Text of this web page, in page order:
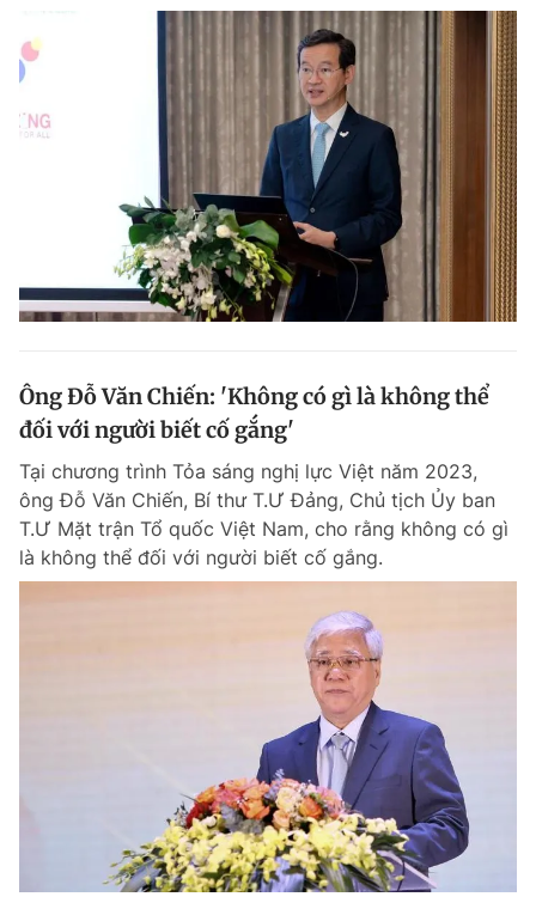
Ông Đỗ Văn Chiến: 'Không có gì là không thể
đối với người biết cố gắng'
Tại chương trình Tỏa sáng nghị lực Việt năm 2023,
ông Đỗ Văn Chiến, Bí thư T.Ư Đảng, Chủ tịch Ủy ban
T.Ư Mặt trận Tổ quốc Việt Nam, cho rằng không có gì
là không thể đối với người biết cố gắng.